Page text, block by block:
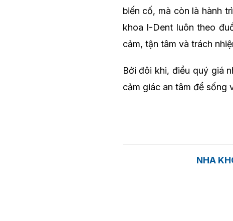
biến cố, mà còn là hành
khoa I-Dent luôn theo
cảm, tận tâm và trách
Bởi đôi khi, điều quý giá
cảm giác an tâm để sống
NHA